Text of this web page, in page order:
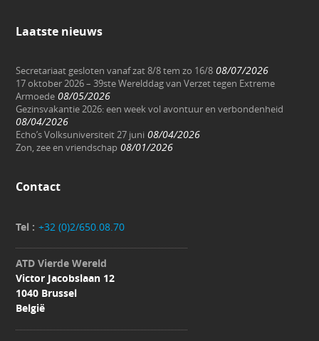
Laatste nieuws
Secretariaat gesloten vanaf zat 8/8 tem zo 16/8 08/07/2026
17 oktober 2026 – 39ste Werelddag van Verzet tegen Extreme
Armoede 08/05/2026
Gezinsvakantie 2026: een week vol avontuur en verbondenheid
08/04/2026
Echo’s Volksuniversiteit 27 juni 08/04/2026
Zon, zee en vriendschap 08/01/2026
Contact
Tel : +32 (0)2/650.08.70
ATD Vierde Wereld
Victor Jacobslaan 12
1040 Brussel
België